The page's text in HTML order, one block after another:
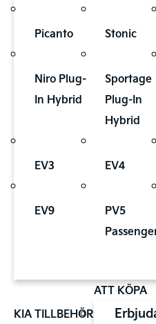
Picanto Stonic
Niro Plug-
In Hybrid
Sportage
Plug-In
Hybrid
EV3 EV4
EV9
PV5
KIA TILLBEHÖR
ATT KÖPA